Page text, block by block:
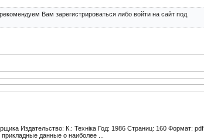
Вам зарегистрироваться либо войти на сайт под
Издательство: К.: Техніка Год: 1986 Страниц: 160 Формат: pdf
данные о наиболее ...